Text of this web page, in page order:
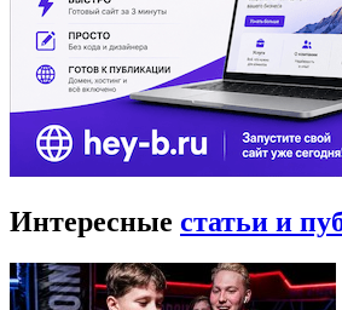
Интересные статьи и